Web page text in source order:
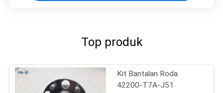
Top produk
Kit Bantalan Roda
42200-T7A-J51